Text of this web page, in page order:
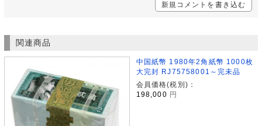
新規コメントを書き込む
関連商品
中国紙幣 1980年2角紙幣 1000枚
大完封 RJ75758001～完未品
会員価格(税別)：
198,000 円